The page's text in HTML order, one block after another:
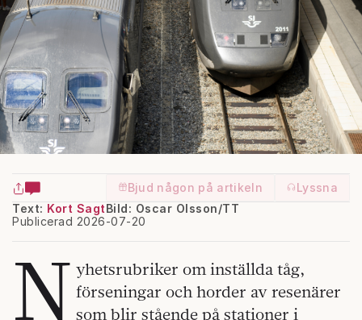
Bjud någon på artikeln
Lyssna
Text: Kort Sagt
Publicerad 2026-07-20
Bild: Oscar Olsson/TT
N yhetsrubriker om inställda tåg,
förseningar och horder av resenärer
som blir stående på stationer i